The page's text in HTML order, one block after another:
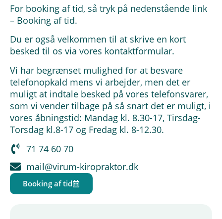
For booking af tid, så tryk på nedenstående link
– Booking af tid.
Du er også velkommen til at skrive en kort
besked til os via vores kontaktformular.
Vi har begrænset mulighed for at besvare
telefonopkald mens vi arbejder, men det er
muligt at indtale besked på vores telefonsvarer,
som vi vender tilbage på så snart det er muligt, i
vores åbningstid: Mandag kl. 8.30-17, Tirsdag-
Torsdag kl.8-17 og Fredag kl. 8-12.30.
71 74 60 70
mail@virum-kiropraktor.dk
Booking af tid